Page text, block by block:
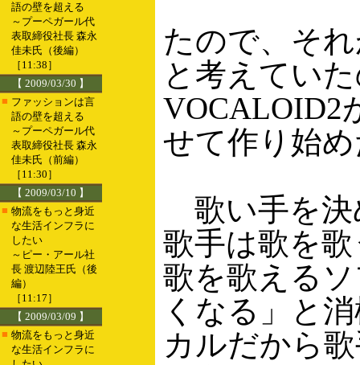
語の壁を超える
～プーペガール代
表取締役社長 森永
佳未氏（後編）
［11:38］
【 2009/03/30 】
■ ファッションは言
語の壁を超える
～プーペガール代
表取締役社長 森永
佳未氏（前編）
［11:30］
【 2009/03/10 】
■ 物流をもっと身近
な生活インフラに
したい
～ピー・アール社
長 渡辺陸王氏（後
編）
［11:17］
【 2009/03/09 】
■ 物流をもっと身近
な生活インフラに
たので、そ
と考えてい
VOCALOID2
せて作り始
歌い手を決
歌手は歌を
歌を歌える
くなる」と
カルだから